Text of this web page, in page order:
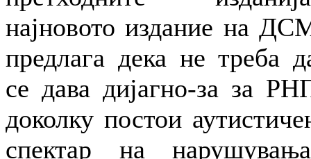
најновото издание на
предлага дека не треба
се дава дијагно-за за
доколку постои
спектар на